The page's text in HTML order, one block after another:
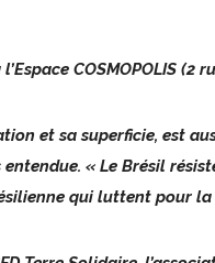
COSMOPOLIS
et sa superficie, est
entendue. « Le Brésil
qui luttent pour